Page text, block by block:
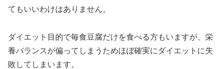
てもいいわけはありません。
ダイエット目的で毎食豆腐だけを食べる方もいますが、栄
養バランスが偏ってしまうためほぼ確実にダイエットに失
敗してしまいます。